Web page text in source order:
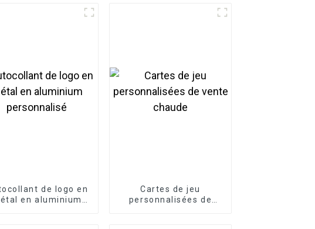
de logo en
en aluminium
Cartes de jeu
personnalisées de